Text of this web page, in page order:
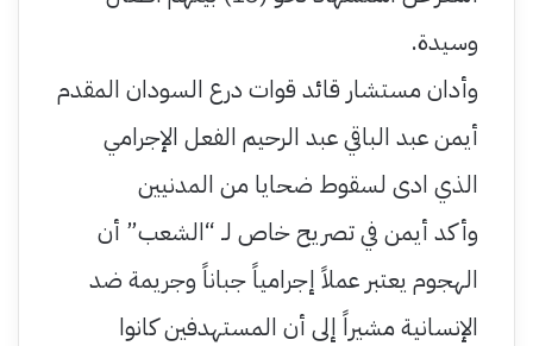
وسيدة.
وأدان مستشار قائد قوات درع السودان المقدم
أيمن عبد الباقي عبد الرحيم الفعل الإجرامي
الذي ادى لسقوط ضحايا من المدنيين
وأكد أيمن في تصريح خاص لـ “الشعب” أن
الهجوم يعتبر عملاً إجرامياً جباناً وجريمة ضد
الإنسانية مشيراً إلى أن المستهدفين كانوا